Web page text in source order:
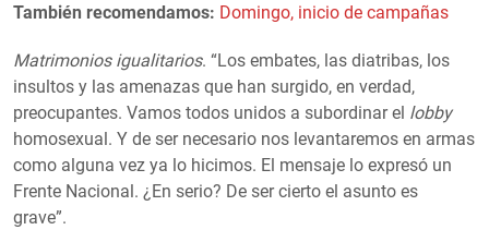
También recomendamos: Domingo, inicio de campañas
Matrimonios igualitarios. “Los embates, las diatribas, los
insultos y las amenazas que han surgido, en verdad,
preocupantes. Vamos todos unidos a subordinar el lobby
homosexual. Y de ser necesario nos levantaremos en armas
como alguna vez ya lo hicimos. El mensaje lo expresó un
Frente Nacional. ¿En serio? De ser cierto el asunto es
grave”.